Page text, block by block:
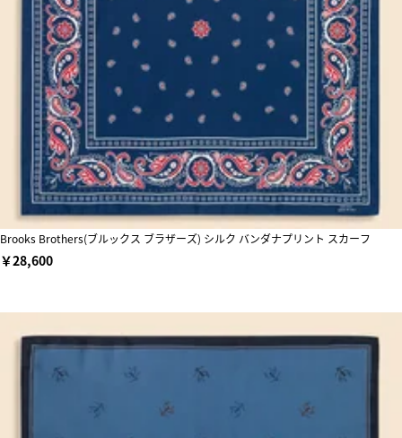
Brooks Brothers(ブルックス ブラザーズ) シルク バンダナプリント スカーフ
￥28,600